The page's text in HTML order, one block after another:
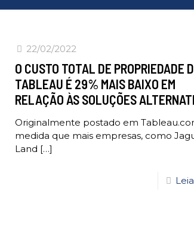
22/02/2022
O CUSTO TOTAL DE PROPRIEDADE
TABLEAU É 29% MAIS BAIXO EM
RELAÇÃO ÀS SOLUÇÕES
Originalmente postado em
medida que mais empresas, como
Land […]